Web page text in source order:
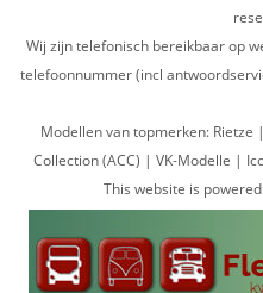
Wij zijn telefonisch bereikbaar op
telefoonnummer (incl
Modellen van topmerken:
Collection (ACC) | VK-Modelle |
This website is